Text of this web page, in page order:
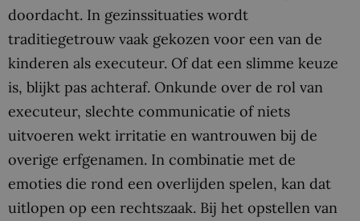
doordacht. In gezinssituaties wordt
traditiegetrouw vaak gekozen voor een van de
kinderen als executeur. Of dat een slimme keuze
is, blijkt pas achteraf. Onkunde over de rol van
executeur, slechte communicatie of niets
uitvoeren wekt irritatie en wantrouwen bij de
overige erfgenamen. In combinatie met de
emoties die rond een overlijden spelen, kan dat
uitlopen op een rechtszaak. Bij het opstellen van